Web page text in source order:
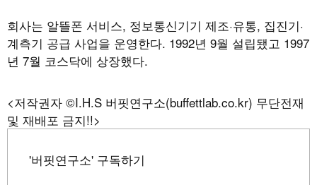
회사는 알뜰폰 서비스, 정보통신기기 제조·유통, 집진기·
계측기 공급 사업을 운영한다. 1992년 9월 설립됐고 1997
년 7월 코스닥에 상장했다.
<저작권자 ©I.H.S 버핏연구소(buffettlab.co.kr) 무단전재
및 재배포 금지!!>
'버핏연구소' 구독하기